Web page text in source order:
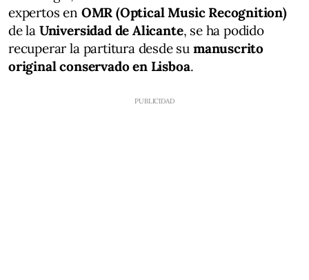
expertos en OMR (Optical Music Recognition)
de la Universidad de Alicante, se ha podido
recuperar la partitura desde su manuscrito
original conservado en Lisboa.